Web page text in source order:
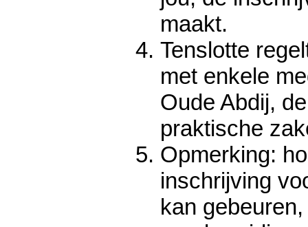
maakt.
Tenslotte
met enkele
Oude Abdij,
praktische
Opmerking:
inschrijving
kan